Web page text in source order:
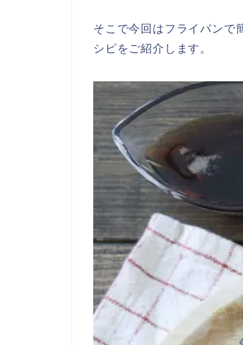
そこで今回はフライパンで
シピをご紹介します。